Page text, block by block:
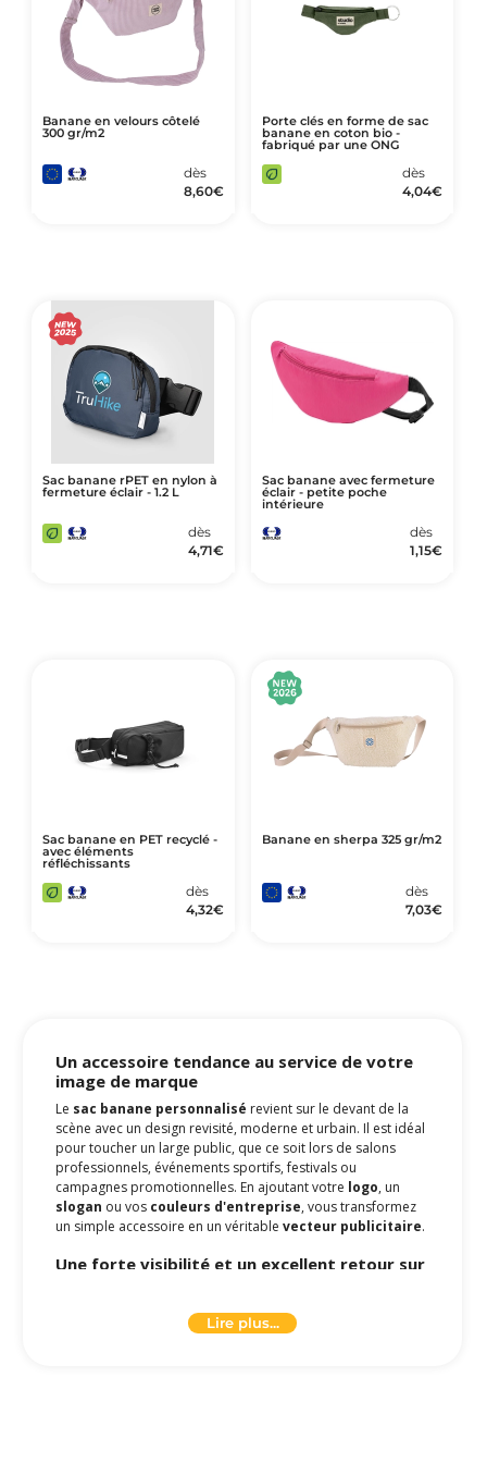
Banane en velours côtelé
300 gr/m2
dès
8,60€
Porte clés en forme de sac
banane en coton bio -
fabriqué par une ONG
dès
4,04€
Sac banane rPET en nylon à
fermeture éclair - 1.2 L
dès
4,71€
Sac banane avec fermeture
éclair - petite poche
intérieure
dès
1,15€
Sac banane en PET recyclé -
avec éléments
réfléchissants
dès
4,32€
Banane en sherpa 325 gr/m2
dès
7,03€
Un accessoire tendance au service de votre
image de marque
Le sac banane personnalisé revient sur le devant de la
scène avec un design revisité, moderne et urbain. Il est idéal
pour toucher un large public, que ce soit lors de salons
professionnels, événements sportifs, festivals ou
campagnes promotionnelles. En ajoutant votre logo, un
slogan ou vos couleurs d'entreprise, vous transformez
un simple accessoire en un véritablevecteur publicitaire.
Une forte visibilité et un excellent retour sur
Porté à la taille, à l’épaule ou en bandoulière, le
banane publicitairegarantit uneexposition maximale
Lire plus...